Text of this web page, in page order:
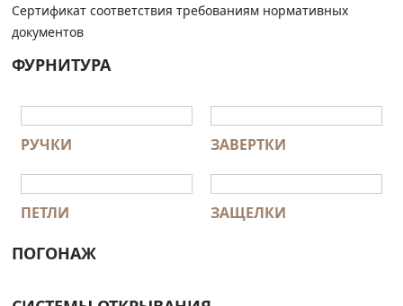
Сертификат соответствия требованиям нормативных
документов
ФУРНИТУРА
РУЧКИ ЗАВЕРТКИ
ПЕТЛИ ЗАЩЕЛКИ
ПОГОНАЖ